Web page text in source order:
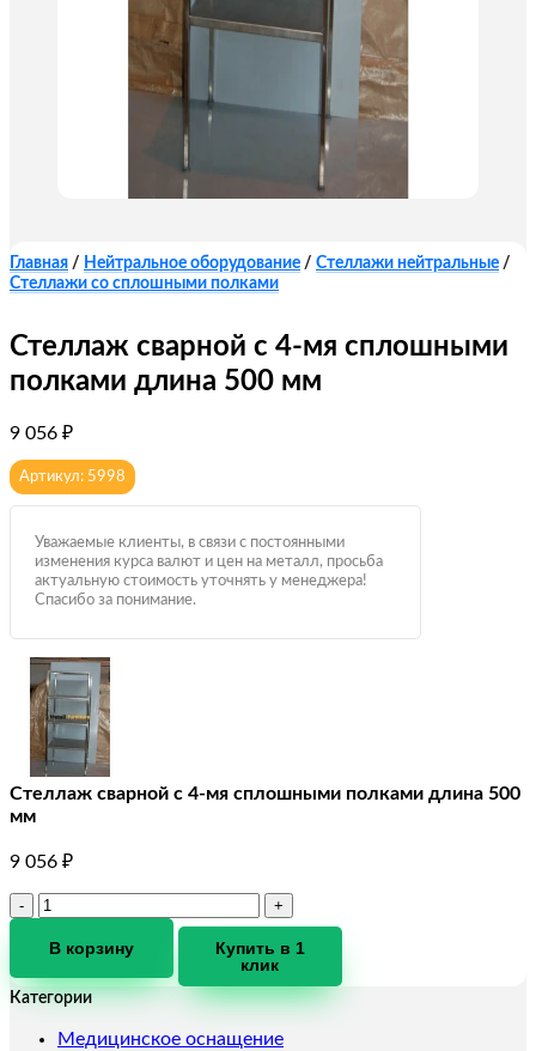
Главная / Нейтральное оборудование / Стеллажи нейтральные /
Стеллажи со сплошными полками
Стеллаж сварной с 4-мя сплошными
полками длина 500 мм
9 056 ₽
Артикул: 5998
Уважаемые клиенты, в связи с постоянными
изменения курса валют и цен на металл, просьба
актуальную стоимость уточнять у менеджера!
Спасибо за понимание.
Стеллаж сварной с 4-мя сплошными полками длина 500
мм
9 056 ₽
Количество
Стеллаж
с
мя
В корзину
Купить в 1
клик
Категории
Медицинское оснащение